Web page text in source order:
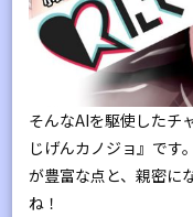
そんなAIを駆使したチ
じげんカノジョ』です
が豊富な点と、親密に
ね！